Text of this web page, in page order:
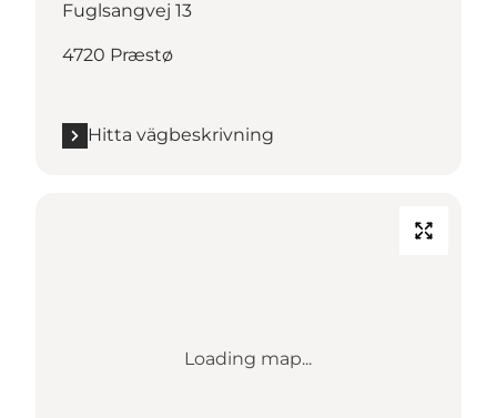
Fuglsangvej 13
4720 Præstø
Hitta vägbeskrivning
Loading map...